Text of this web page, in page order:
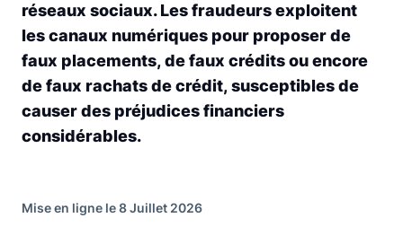
réseaux sociaux. Les fraudeurs exploitent
les canaux numériques pour proposer de
faux placements, de faux crédits ou encore
de faux rachats de crédit, susceptibles de
causer des préjudices financiers
considérables.
Mise en ligne le 8 Juillet 2026